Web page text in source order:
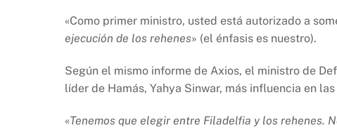
«Como primer ministro, usted está autorizado a
ejecución de los rehenes» (el énfasis es nuestro).
Según el mismo informe de Axios, el ministro de
líder de Hamás, Yahya Sinwar, más influencia en
«Tenemos que elegir entre Filadelfia y los rehenes.